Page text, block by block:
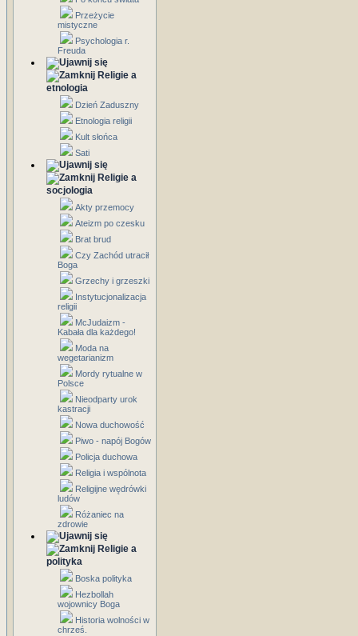
Przeżycie
mistyczne
Psychologia r.
Freuda
Religie a
etnologia
Dzień Zaduszny
Etnologia religii
Kult słońca
Sati
Religie a
socjologia
Akty przemocy
Ateizm po czesku
Brat brud
Czy Zachód utracił
Boga
Grzechy i grzeszki
Instytucjonalizacja
religii
McJudaizm -
Kabała dla każdego!
Moda na
wegetarianizm
Mordy rytualne w
Polsce
Nieodparty urok
kastracji
Nowa duchowość
Piwo - napój Bogów
Policja duchowa
Religia i wspólnota
Religijne wędrówki
ludów
Różaniec na
zdrowie
Religie a
polityka
Boska polityka
Hezbollah
wojownicy Boga
Historia wolności w
chrześ.